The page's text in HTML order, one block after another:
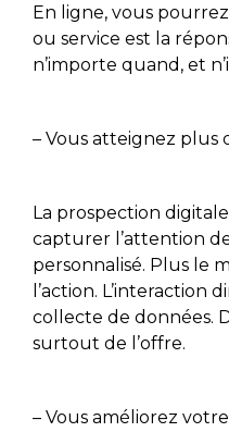
En ligne, vous
ou service est la
n’importe quand, et
– Vous atteignez plus
La prospection
capturer l’attention
personnalisé. Plus le
l’action.
collecte de données.
surtout de l’offre.
– Vous améliorez